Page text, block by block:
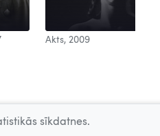
Akts, 2009
sīkdatnes.